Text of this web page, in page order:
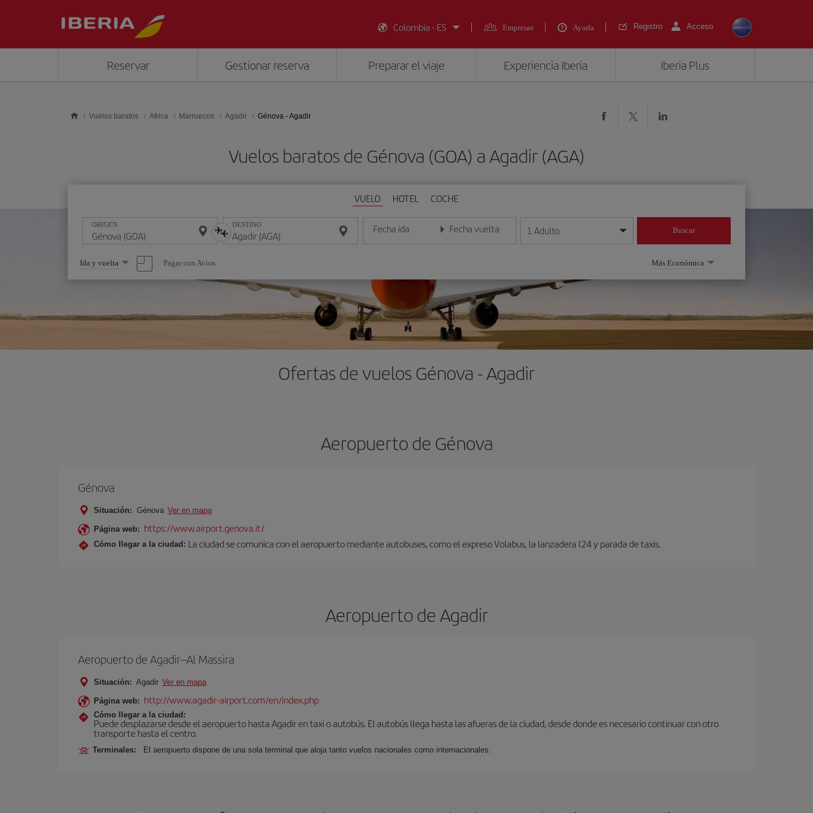
Colombia - ES
Empresas Ayuda Registro Acceso
Reservar Gestionar reserva Preparar el viaje Experiencia Iberia Iberia Plus
Vuelos baratos África Marruecos Agadir Génova - Agadir
Vuelos baratos de Génova (GOA) a Agadir (AGA)
VUELO HOTEL COCHE
ORIGEN DESTINO Fecha ida
Introduce la fecha en formato día/mes/año
Fecha vuelta
Introduce la fecha en formato día/mes/año
1 Adulto Buscar
Seleccione
una
opción
Ida y vuelta Pagar con Avios Más Económica
Ofertas de vuelos Génova - Agadir
Aeropuerto de Génova
Génova
Situación: Génova Ver en mapa
Página web: https://www.airport.genova.it/
Cómo llegar a la ciudad: La ciudad se comunica con el aeropuerto mediante autobuses, como el expreso Volabus, la lanzadera I24 y parada de taxis.
Aeropuerto de Agadir
Aeropuerto de Agadir–Al Massira
Situación: Agadir Ver en mapa
Página web: http://www.agadir-airport.com/en/index.php
Cómo llegar a la ciudad:
Puede desplazarse desde el aeropuerto hasta Agadir en taxi o autobús. El autobús llega hasta las afueras de la ciudad, desde donde es necesario continuar con otro
transporte hasta el centro.
Terminales: El aeropuerto dispone de una sola terminal que aloja tanto vuelos nacionales como internacionales.